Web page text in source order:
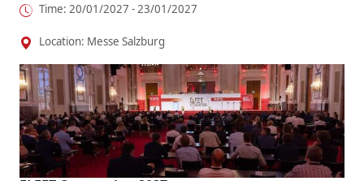
Time: 20/01/2027 - 23/01/2027
Location: Messe Salzburg